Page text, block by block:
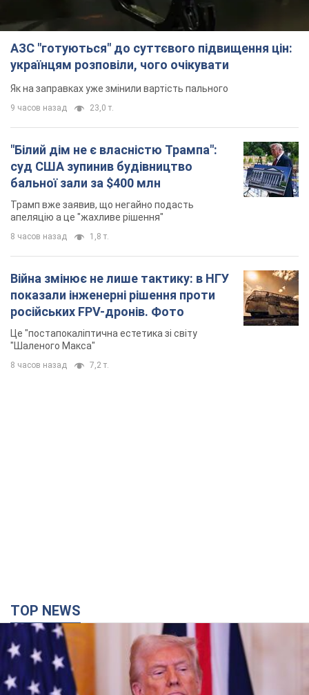
АЗС "готуються" до суттєвого підвищення цін:
українцям розповіли, чого очікувати
Як на заправках уже змінили вартість пального
9 часов назад 23,0 т.
"Білий дім не є власністю Трампа":
суд США зупинив будівництво
бальної зали за $400 млн
Трамп вже заявив, що негайно подасть
апеляцію а це "жахливе рішення"
8 часов назад 1,8 т.
Війна змінює не лише тактику: в НГУ
показали інженерні рішення проти
російських FPV-дронів. Фото
Це "постапокаліптична естетика зі світу
"Шаленого Макса"
8 часов назад 7,2 т.
TOP NEWS